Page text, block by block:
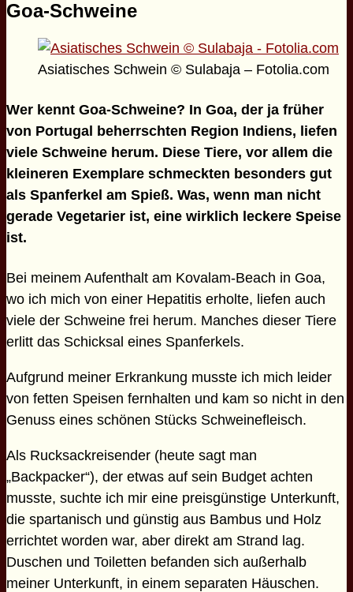
Goa-Schweine
Asiatisches Schwein © Sulabaja – Fotolia.com
Wer kennt Goa-Schweine? In Goa, der ja früher
von Portugal beherrschten Region Indiens, liefen
viele Schweine herum. Diese Tiere, vor allem die
kleineren Exemplare schmeckten besonders gut
als Spanferkel am Spieß. Was, wenn man nicht
gerade Vegetarier ist, eine wirklich leckere Speise
ist.
Bei meinem Aufenthalt am Kovalam-Beach in Goa,
wo ich mich von einer Hepatitis erholte, liefen auch
viele der Schweine frei herum. Manches dieser Tiere
erlitt das Schicksal eines Spanferkels.
Aufgrund meiner Erkrankung musste ich mich leider
von fetten Speisen fernhalten und kam so nicht in den
Genuss eines schönen Stücks Schweinefleisch.
Als Rucksackreisender (heute sagt man
„Backpacker“), der etwas auf sein Budget achten
musste, suchte ich mir eine preisgünstige Unterkunft,
die spartanisch und günstig aus Bambus und Holz
errichtet worden war, aber direkt am Strand lag.
Duschen und Toiletten befanden sich außerhalb
meiner Unterkunft, in einem separaten Häuschen.